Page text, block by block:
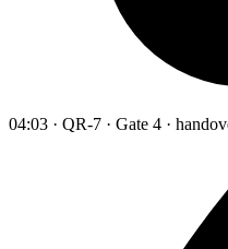
04:03 · QR-7 · Gate 4 ·